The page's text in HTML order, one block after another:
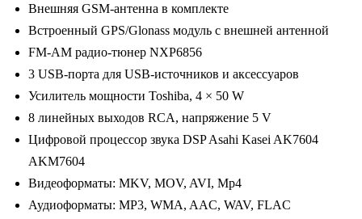
4G
LTE,
DSP,
4-
64Gb,
9.5"
Внешняя GSM-антенна в комплекте
Встроенный GPS/Glonass модуль с внешней антенной
FM-AM радио-тюнер NXP6856
3 USB-порта для USB-источников и аксессуаров
Усилитель мощности Toshiba, 4 × 50 W
8 линейных выходов RCA, напряжение 5 V
Цифровой процессор звука DSP Asahi Kasei AK7604
AKM7604
Видеоформаты: MKV, MOV, AVI, Mp4
Аудиоформаты: MP3, WMA, AAC, WAV, FLAC